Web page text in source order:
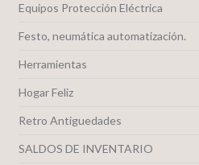
Equipos Protección Eléctrica
Festo, neumática automatización.
Herramientas
Hogar Feliz
Retro Antiguedades
SALDOS DE INVENTARIO